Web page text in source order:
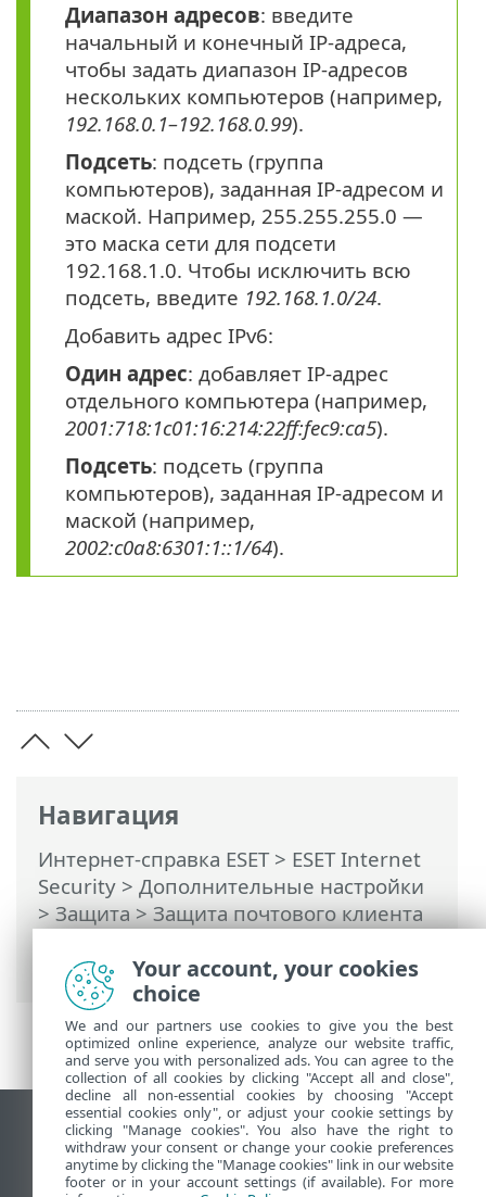
Навигация
Интернет-справка ESET> ESET Internet
Security > Дополнительные настройки
> Защита>Защита почтового клиента
Исключенные IP-адреса
Диапазон адресов: введите
начальный и конечный IP-адреса,
чтобы задать диапазон IP-адресов
нескольких компьютеров (например,
192.168.0.1–192.168.0.99).
Подсеть: подсеть (группа
компьютеров), заданная IP-адресом и
маской. Например, 255.255.255.0 —
это маска сети для подсети
192.168.1.0. Чтобы исключить всю
подсеть, введите 192.168.1.0/24.
Добавить адрес IPv6:
Один адрес: добавляет IP-адрес
отдельного компьютера (например,
2001:718:1c01:16:214:22ff:fec9:ca5).
Подсеть: подсеть (группа
компьютеров), заданная IP-адресом и
маской (например,
2002:c0a8:6301:1::1/64).
Использовать сайт для ПК
End of Life
База знаний ESET
Your account, your cookies
choice
We and our partners use cookies to give you the best
optimized online experience, analyze our website traffic,
and serve you with personalized ads. You can agree to the
collection of all cookies by clicking "Accept all and close",
decline all non-essential cookies by choosing "Accept
essential cookies only", or adjust your cookie settings by
clicking "Manage cookies". You also have the right to
withdraw your consent or change your cookie preferences
anytime by clicking the "Manage cookies" link in our website
footer or in your account settings (if available). For more